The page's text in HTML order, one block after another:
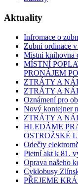
Aktuality
Infromace o
Zubní ordinace
Místní knihovna
MÍSTNÍ
PRONÁJEM
ZTRÁTY A
ZTRÁTY A
Oznámení pro
Nový kontejner
ZTRÁTY A
HLEDÁME
OSTROŽSKÉ
Odečty
Pietní akt k 81.
Oprava našeho
Cyklobusy
PŘEJEME